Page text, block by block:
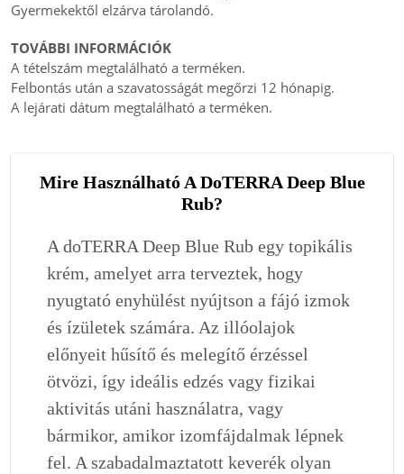
Gyermekektől elzárva tárolandó.
TOVÁBBI INFORMÁCIÓK
A tételszám megtalálható a terméken.
Felbontás után a szavatosságát megőrzi 12 hónapig.
A lejárati dátum megtalálható a terméken.
Mire Használható A DoTERRA Deep Blue
Rub?
A doTERRA Deep Blue Rub egy topikális
krém, amelyet arra terveztek, hogy
nyugtató enyhülést nyújtson a fájó izmok
és ízületek számára. Az illóolajok
előnyeit hűsítő és melegítő érzéssel
ötvözi, így ideális edzés vagy fizikai
aktivitás utáni használatra, vagy
bármikor, amikor izomfájdalmak lépnek
fel. A szabadalmaztatott keverék olyan